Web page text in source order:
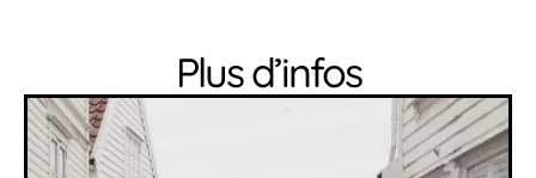
Plus d’infos